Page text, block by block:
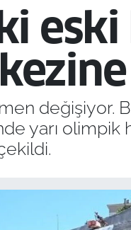
eski
değişiyor.
yarı